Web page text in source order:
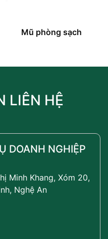
Mũ phòng sạch
LIÊN HỆ
DOANH NGHIỆP
Minh Khang, Xóm 20,
Nghệ An